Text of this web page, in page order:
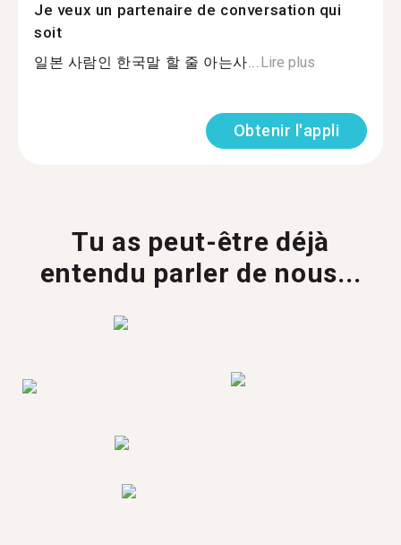
Je veux un partenaire de conversation qui
soit
일본 사람인 한국말 할 줄 아는사...Lire plus
Obtenir l'appli
Tu as peut-être déjà
entendu parler de nous...